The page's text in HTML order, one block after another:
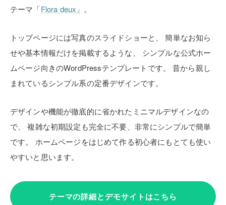
テーマ「Flora deux 」。
トップページには写真のスライドショーと、
簡単なお知ら
せや基本情報だけを掲載するような、
シンプルな公式ホー
ムページ向きのWordPressテンプレートです。
昔から親し
まれているシンプル系の定番デザインです。
デザインや機能が徹底的に省かれたミニマルデザインなの
で、
複雑な初期設定も完全に不要、非常にシンプルで簡単
です。
ホームページをはじめて作る初心者にもとても使い
やすいと思います。
テーマの詳細とデモサイトはこちら